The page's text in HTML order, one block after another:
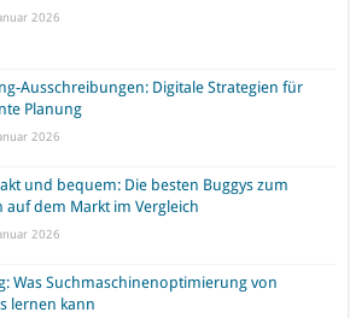
2026
Ausschreibungen: Digitale Strategien für
Planung
2026
und bequem: Die besten Buggys zum
auf dem Markt im Vergleich
2026
Was Suchmaschinenoptimierung von
lernen kann